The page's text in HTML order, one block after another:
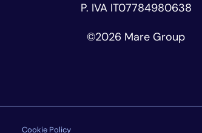
P. IVA IT07784980638
©2026 Mare Group
Cookie Policy